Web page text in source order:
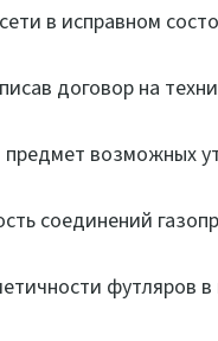
в исправном
договор на
возможных
соединений
футляров